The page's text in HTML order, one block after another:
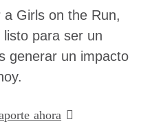
Girls on the Run,
para ser un
generar un impacto
ahora